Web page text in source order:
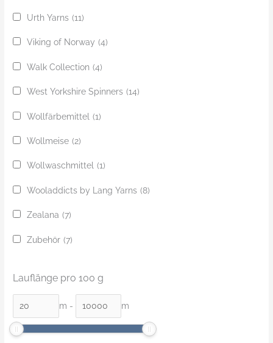
Urth Yarns (11)
Viking of Norway (4)
Walk Collection (4)
West Yorkshire Spinners (14)
Wollfärbemittel (1)
Wollmeise (2)
Wollwaschmittel (1)
Wooladdicts by Lang Yarns (8)
Zealana (7)
Zubehör (7)
Lauflänge pro 100 g
m - m